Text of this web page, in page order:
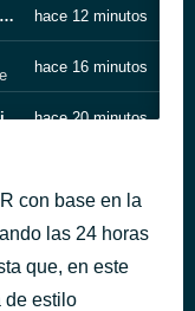
Classic Hit Mix Fruko WOR producer Sellado hace 12 minutos
hace 16 minutos
Mix Celia VS Joe Arrollo Megamix WOR Producer Sellado hace 20 minutos
hace 37 minutos
con base en la
las 24 horas
que, en este
de estilo